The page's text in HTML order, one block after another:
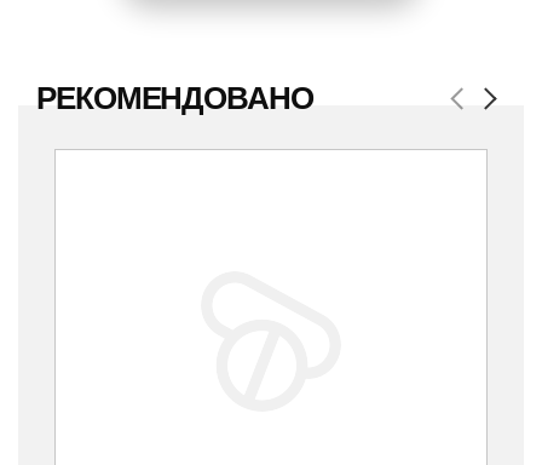
РЕКОМЕНДОВАНО Previous
Next